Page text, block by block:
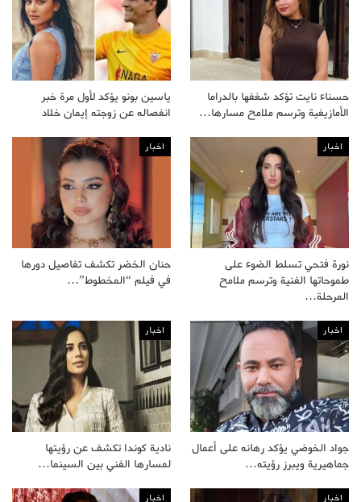
حسناء نايت تؤكد شغفها بالدراما
الأمازيغية وترسم ملامح مسارها…
ياسين بونو يؤكد لأول مرة خبر
انفصاله عن زوجته إيمان خلاد
اخبار
نورة فتحي تسلط الضوء على
طموحاتها الفنية وترسم ملامح
المرحلة…
اخبار
حنان الخضر تكشف تفاصيل دورها
في فيلم “المخطوط”…
اخبار
جواد الخوضي يؤكد رهانه على أعمال
جماهيرية ويبرز رؤيته…
اخبار
نادية كوندا تكشف عن رؤيتها
لمسارها الفني بين السينما…
اخبار اخبار